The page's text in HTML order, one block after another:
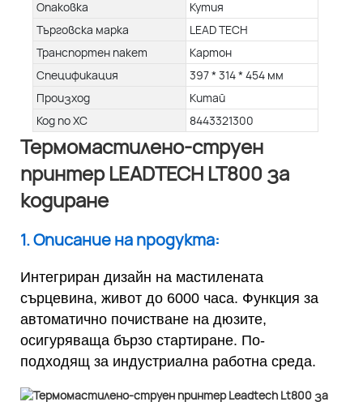
Опаковка
Кутия
Търговска марка
LEAD TECH
Транспортен пакет
Картон
Спецификация
397 * 314 * 454 мм
Произход
Китай
Код по ХС
8443321300
Термомастилено-струен
принтер LEADTECH LT800 за
кодиране
1. Описание на продукта:
Интегриран дизайн на мастилената
сърцевина, живот до 6000 часа. Функция за
автоматично почистване на дюзите,
осигуряваща бързо стартиране. По-
подходящ за индустриална работна среда.